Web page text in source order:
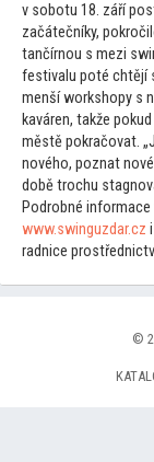
v sobotu 18. září
začátečníky,
tančírnou s mezi
festivalu poté chtějí
menší workshopy s
kaváren, takže
městě pokračovat.
nového, poznat
době trochu
Podrobné
www.swinguzdar.cz
radnice
©